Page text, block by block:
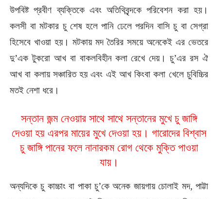
উপবিষ্ট প্রবীণ ব্যক্তিকে এবং অতিথিবৃন্দকে পরিবেশন করা হয়।
কলসী বা মটকার চু শেষ হলে পানি ঢেলে পরদিন বাসি চু বা সেগ্রা
হিসেবে খাওয়া হয়। মটকায় মদ তৈরির সময়ে অনেকেই এর ভেতরে
দু’এক টুকরো আখ বা বাকলবিহীন কলা রেখে দেয়। চু’এর রস ঐ
আখ বা কলায় সঞ্চারিত হয় এবং এই আখ কিংবা কলা খেলে চুবিচ্চির
মতই নেশা ধরে।
সন্তান জন্ম নেওয়ার সাথে সাথে সন্তানের মুখে চু জাঙ্গি
দেওয়া হয় এরপর মায়ের মুখে দেওয়া হয়। গারোদের বিশ্বাস
চু জাঙ্গি পানের ফলে নানারকম রোগ থেকে মুক্তি পাওয়া
যায়।
অন্যদিকে চু কাচ্চাং বা পাকা চু’কে অনেক জায়গায় চোলাই মদ, পাট্টা